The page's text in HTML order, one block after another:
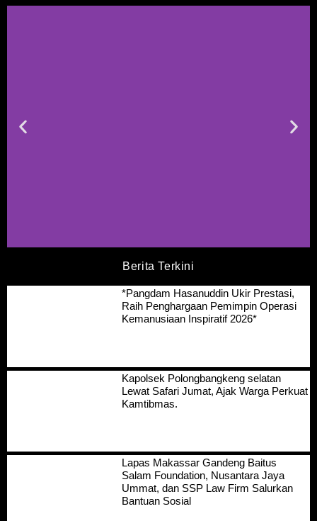
Berita Terkini
*Pangdam Hasanuddin Ukir Prestasi,
Raih Penghargaan Pemimpin Operasi
Kemanusiaan Inspiratif 2026*
Kapolsek Polongbangkeng selatan
Lewat Safari Jumat, Ajak Warga Perkuat
Kamtibmas.
Lapas Makassar Gandeng Baitus
Salam Foundation, Nusantara Jaya
Ummat, dan SSP Law Firm Salurkan
Bantuan Sosial